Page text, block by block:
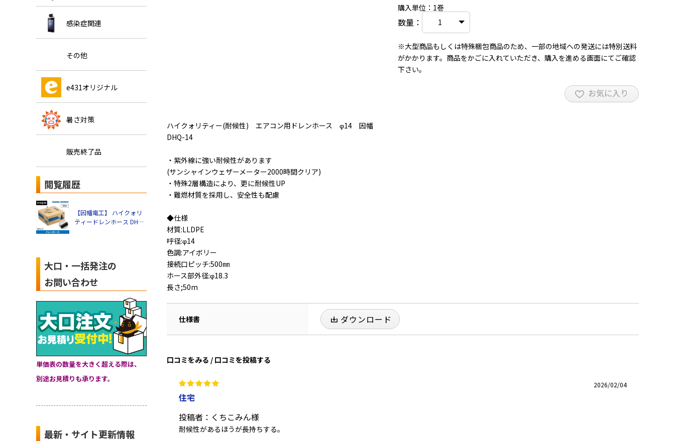
感染症関連
その他
e431オリジナル
暑さ対策
販売終了品
閲覧履歴
【因幡電工】 ハイクォリ
ティードレンホース DHQ-
大口・一括発注の
お問い合わせ
単価表の数量を大きく超える際は、
別途お見積りも承ります。
最新・サイト更新情報
購入単位：1巻
数量：
※大型商品もしくは特殊梱包商品のため、一部の地域への発送には特別送料
がかかります。商品をかごに入れていただき、購入を進める画面にてご確認
下さい。
お気に入り
ハイクォリティー(耐候性) エアコン用ドレンホース φ14 因幡
DHQ-14
・紫外線に強い耐候性があります
(サンシャインウェザーメーター2000時間クリア)
・特殊2層構造により、更に耐候性UP
・難燃材質を採用し、安全性も配慮
◆仕様
材質:LLDPE
呼径:φ14
色調:アイボリー
接続口ピッチ:500㎜
ホース部外径:φ18.3
長さ;50m
仕様書 ダウンロード
口コミをみる / 口コミを投稿する
2026/02/04
住宅
投稿者：くちこみん様
耐候性があるほうが長持ちする。